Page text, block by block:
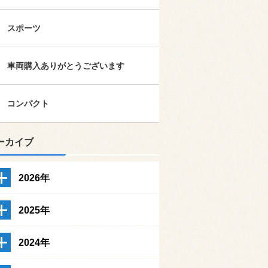
スポーツ
車両購入ありがとうございます
コンパクト
カイブ
2026年
2025年
2024年